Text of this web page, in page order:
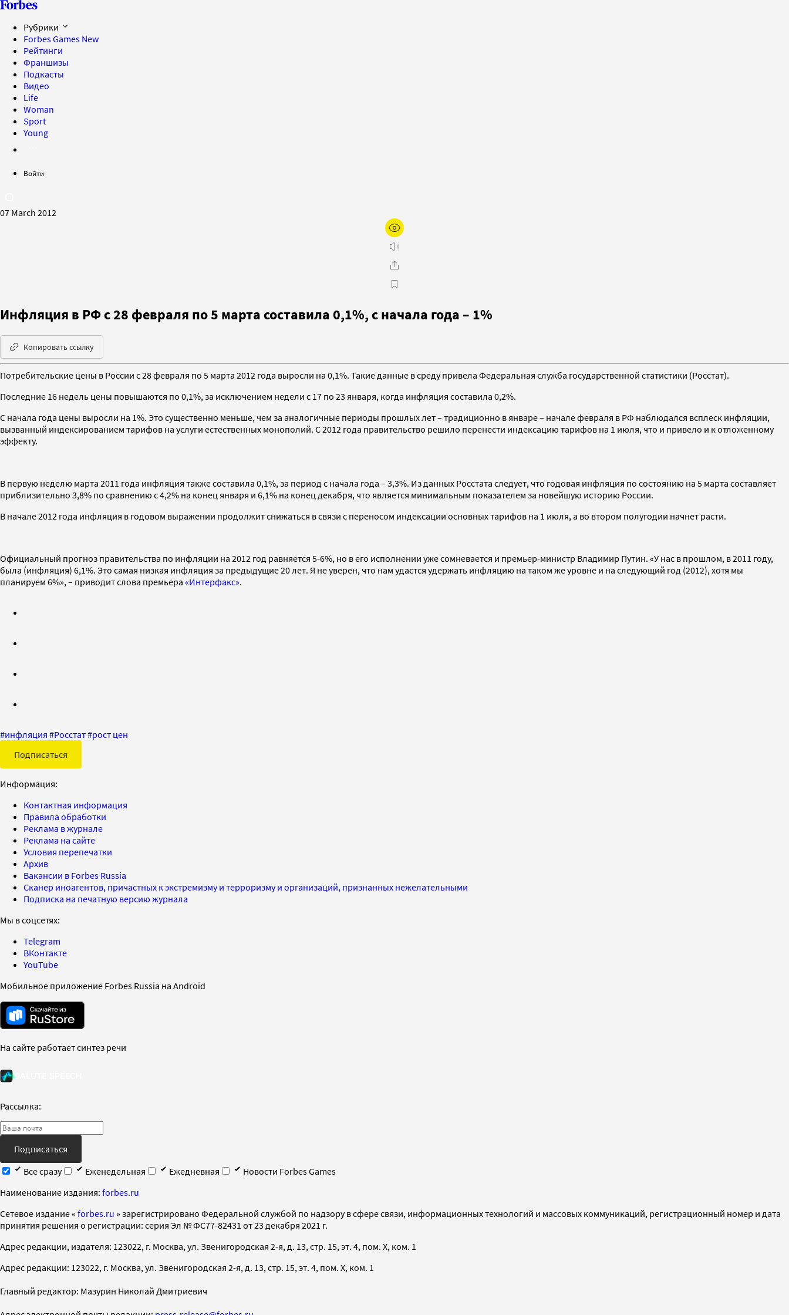
Рубрики
Forbes Games New
Рейтинги
Франшизы
Подкасты
Видео
Life
Woman
Sport
Young
Войти
07 March 2012
Инфляция в РФ с 28 февраля по 5 марта составила 0,1%, с начала года – 1%
Копировать ссылку
Потребительские цены в России с 28 февраля по 5 марта 2012 года выросли на 0,1%. Такие данные в среду привела Федеральная служба государственной статистики (Росстат).
Последние 16 недель цены повышаются по 0,1%, за исключением недели с 17 по 23 января, когда инфляция составила 0,2%.
С начала года цены выросли на 1%. Это существенно меньше, чем за аналогичные периоды прошлых лет – традиционно в январе – начале февраля в РФ наблюдался всплеск инфляции,
вызванный индексированием тарифов на услуги естественных монополий. С 2012 года правительство решило перенести индексацию тарифов на 1 июля, что и привело и к отложенному
эффекту.
В первую неделю марта 2011 года инфляция также составила 0,1%, за период с начала года – 3,3%. Из данных Росстата следует, что годовая инфляция по состоянию на 5 марта составляет
приблизительно 3,8% по сравнению с 4,2% на конец января и 6,1% на конец декабря, что является минимальным показателем за новейшую историю России.
В начале 2012 года инфляция в годовом выражении продолжит снижаться в связи с переносом индексации основных тарифов на 1 июля, а во втором полугодии начнет расти.
Официальный прогноз правительства по инфляции на 2012 год равняется 5-6%, но в его исполнении уже сомневается и премьер-министр Владимир Путин. «У нас в прошлом, в 2011 году,
была (инфляция) 6,1%. Это самая низкая инфляция за предыдущие 20 лет. Я не уверен, что нам удастся удержать инфляцию на таком же уровне и на следующий год (2012), хотя мы
планируем 6%», – приводит слова премьера «Интерфакс».
#инфляция #Росстат#рост цен
Подписаться
Информация:
Контактная информация
Правила обработки
Реклама в журнале
Реклама на сайте
Условия перепечатки
Архив
Вакансии в Forbes Russia
Сканер иноагентов, причастных к экстремизму и терроризму и организаций, признанных нежелательными
Подписка на печатную версию журнала
Мы в соцсетях:
Telegram
ВКонтакте
YouTube
Мобильное приложение Forbes Russia на Android
На сайте работает синтез речи
Рассылка:
Подписаться
Все сразу
Еженедельная Ежедневная
Новости Forbes Games
Наименование издания: forbes.ru
Cетевое издание « forbes.ru » зарегистрировано Федеральной службой по надзору в сфере связи, информационных технологий и массовых коммуникаций, регистрационный номер и дата
принятия решения о регистрации: серия Эл № ФС77-82431 от 23 декабря 2021 г.
Адрес редакции, издателя: 123022, г. Москва, ул. Звенигородская 2-я, д. 13, стр. 15, эт. 4, пом. X, ком. 1
Адрес редакции: 123022, г. Москва, ул. Звенигородская 2-я, д. 13, стр. 15, эт. 4, пом. X, ком. 1
Главный редактор: Мазурин Николай Дмитриевич